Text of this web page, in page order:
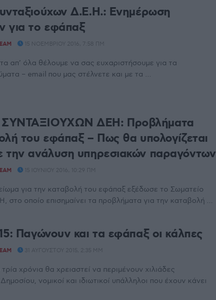
Δ.Ε.Η.: Ενημέρωση
για το εφάπαξ
15 ΝΟΕΜΒΡΊΟΥ 2016, 7:58 ΠΜ
απ’ όλα θέλουμε να σας ευχαριστήσουμε για τα
– email που μας στέλνετε και με τα ...
ΔΕΗ: Προβλήματα
του εφάπαξ – Πως θα υπολογίζεται
ανάλυση υπηρεσιακών παραγόντων
15 ΙΟΥΝΊΟΥ 2016, 10:29 ΠΜ
για την καταβολή του εφάπαξ εξέδωσε το Σωματείο
στο οποίο επισημαίνει τα προβλήματα για την καταβολή ...
Παγώνουν και τα εφάπαξ οι κάλπες
31 ΑΥΓΟΎΣΤΟΥ 2015, 2:35 ΜΜ
χρόνια θα χρειαστεί να περιμένουν χιλιάδες
νομικοί και ιδιωτικοί υπάλληλοι που έχουν κάνει